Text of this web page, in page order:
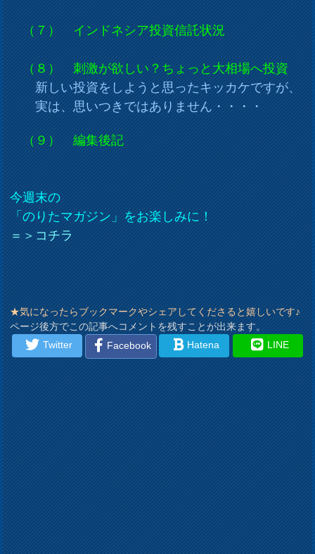
（７） インドネシア投資信託状況
（８） 刺激が欲しい？ちょっと大相場へ投資
新しい投資をしようと思ったキッカケですが、
実は、思いつきではありません・・・・
（９） 編集後記
今週末の
「のりたマガジン」をお楽しみに！
＝＞コチラ
★気になったらブックマークやシェアしてくださると嬉しいです♪
ページ後方でこの記事へコメントを残すことが出来ます。
Twitter
Facebook Hatena LINE